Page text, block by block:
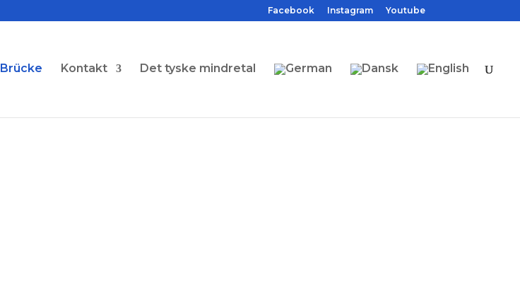
Facebook Instagram Youtube
Brücke Kontakt Det tyske mindretal